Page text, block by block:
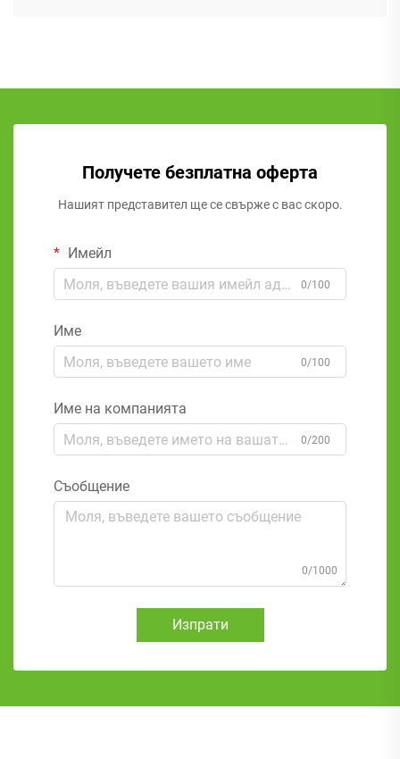
Получете безплатна оферта
Нашият представител ще се свърже с вас скоро.
Имейл
0/100
Име
0/100
Име на компанията
0/200
Съобщение
0/1000
Изпрати